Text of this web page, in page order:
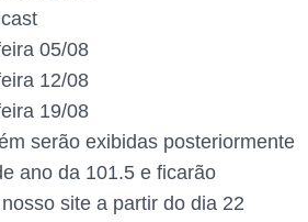
05/08
12/08
19/08
serão exibidas posteriormente
ano da 101.5 e ficarão
site a partir do dia 22